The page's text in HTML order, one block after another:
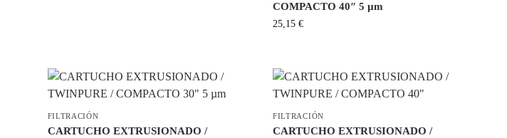
COMPACTO 40″ 5 µm
25,15 €
FILTRACIÓN
CARTUCHO EXTRUSIONADO /
FILTRACIÓN
CARTUCHO EXTRUSIONADO /